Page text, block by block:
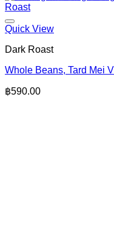
Quick View
Dark Roast
Whole Beans, Tard Mei
฿590.00